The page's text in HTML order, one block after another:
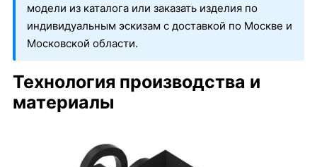
модели из каталога или заказать изделия по
индивидуальным эскизам с доставкой по Москве и
Московской области.
Технология производства и
материалы